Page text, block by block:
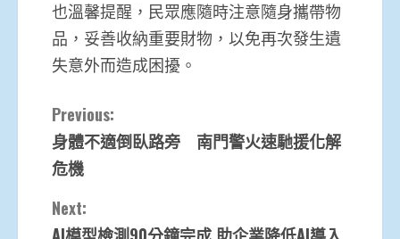
也溫馨提醒，民眾應隨時注意隨身攜帶物
品，妥善收納重要財物，以免再次發生遺
失意外而造成困擾。
Continue
Reading
Previous:
身體不適倒臥路旁 南門警火速馳援化解
危機
Next: